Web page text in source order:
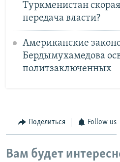
Туркменистан
передача власти?
Американские
Бердымухамедова
политзаключенных
Поделиться Follow us
Вам будет